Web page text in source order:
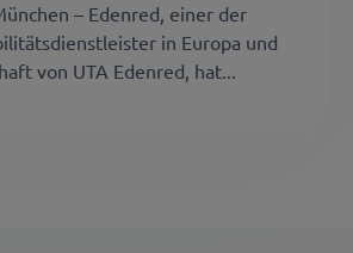
– Edenred, einer der
in Europa und
von UTA Edenred, hat...